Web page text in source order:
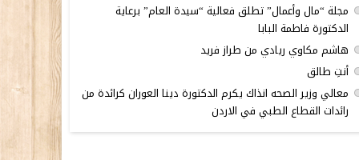
مجلة “مال وأعمال” تطلق فعالية “سيدة العام” برعاية
الدكتورة فاطمة البابا
هاشم مكاوي ريادي من طراز فريد
أنتِ طالق
معالي وزير الصحه انذاك يكرم الدكتورة دينا العوران كرائدة من
رائدات القطاع الطبي في الاردن